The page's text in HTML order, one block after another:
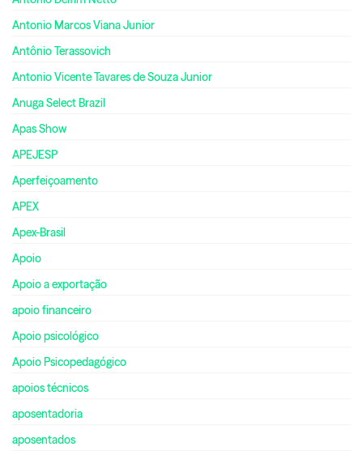
Antonio Marcos Viana Junior
Antônio Terassovich
Antonio Vicente Tavares de Souza Junior
Anuga Select Brazil
Apas Show
APEJESP
Aperfeiçoamento
APEX
Apex-Brasil
Apoio
Apoio a exportação
apoio financeiro
Apoio psicológico
Apoio Psicopedagógico
apoios técnicos
aposentadoria
aposentados